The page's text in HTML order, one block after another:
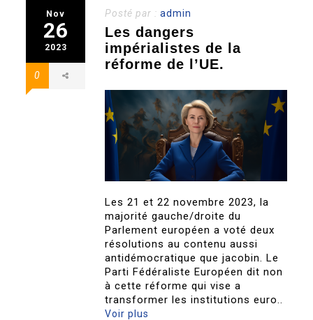
Nov
26
2023
0
Posté par :admin
Les dangers
impérialistes de la
réforme de l’UE.
Les 21 et 22 novembre 2023, la
majorité gauche/droite du
Parlement européen a voté deux
résolutions au contenu aussi
antidémocratique que jacobin. Le
Parti Fédéraliste Européen dit non
à cette réforme qui vise a
transformer les institutions euro..
Voir plus